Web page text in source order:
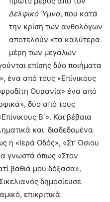
Δελφικό Ύμνο, που κατά
την κρίση των ανθολόγων
αποτελούν «τα καλύτερα
μέρη των μεγάλων
επίσης δύο ποιήματα
ένα από τους «Επίνικους
Ουρανία» ένα από
δύο από τους
Β΄». Και βέβαια
και διαδεδομένα
η «Ιερά Οδός», «Στ’ Όσιου
γνωστά όπως «Στον
βαθιά μου δόξασα»,
δημοσίευσε
επικριτικά